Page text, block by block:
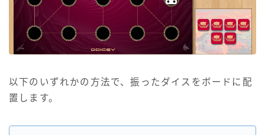
以下のいずれかの方法で、振ったダイスをボードに配
置します。